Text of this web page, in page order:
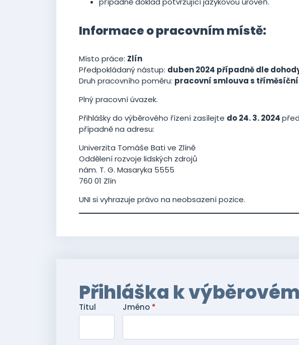
Informace o pracovním místě:
Místo práce: Zlín
Předpokládaný nástup: duben 2024 případně dle
Druh pracovního poměru: pracovní smlouva s
Plný pracovní úvazek.
Přihlášky do výběrového řízení zasílejte do 24. 3. 2024
případně na adresu:
Univerzita Tomáše Bati ve Zlíně
Oddělení rozvoje lidských zdrojů
nám. T. G. Masaryka 5555
760 01 Zlín
UNI si vyhrazuje právo na neobsazení pozice.
Přihláška k
Titul Jméno *